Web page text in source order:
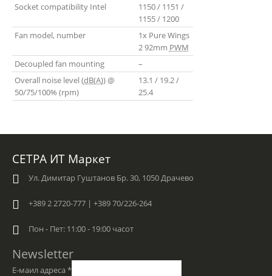
Socket compatibility Intel
1150 / 1151 /
1155 / 1200
Fan model, number
1x Pure Wings
2 92mm PWM
Decoupled fan mounting
–
Overall noise level (dB(A)) @
50/75/100% (rpm)
13.1 / 19.2 /
25.4
СЕТРА ИТ Маркет
Ул. Димитар Гуштанов Бр. 30, 1050 Драчево
+389 2 2720-777 | +389 70/226-264
Пон - Пет: 11:00 - 19:00 часот
Newsletter
Е-маил адреса *